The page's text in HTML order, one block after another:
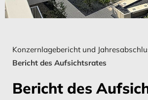
Verlustrechnung
MEHR ERFAHREN
MEHR ERFAHREN
Jahresabschluss
Standorte
Übersicht aller Geschäftsberichte
Impressum
Konzernlagebericht und
Bericht des Aufsichtsrates
Bericht des
Verlustrechnung
MEHR ERFAHREN
MEHR ERFAHREN